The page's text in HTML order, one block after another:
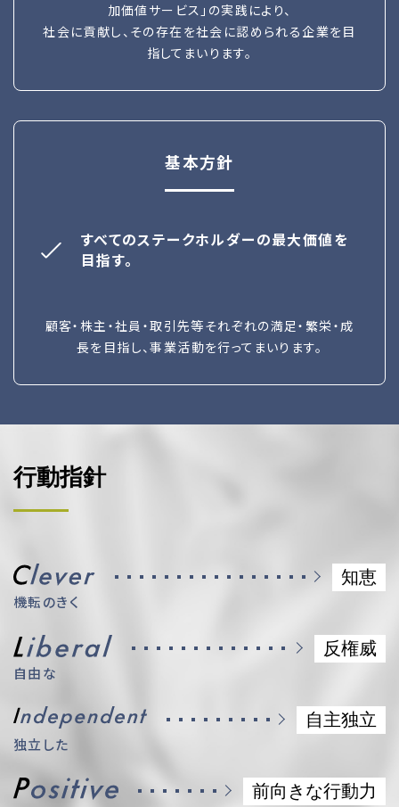
加価値サービス」の実践により、
社会に貢献し、その存在を社会に認められる企業を目
指してまいります。
基本方針
すべてのステークホルダーの最大価値を
目指す。
顧客・株主・社員・取引先等それぞれの満足・繁栄・成
長を目指し、事業活動を行ってまいります。
行動指針
機転のきく
知恵
自由な
反権威
独立した
自主独立
前向きな行動力